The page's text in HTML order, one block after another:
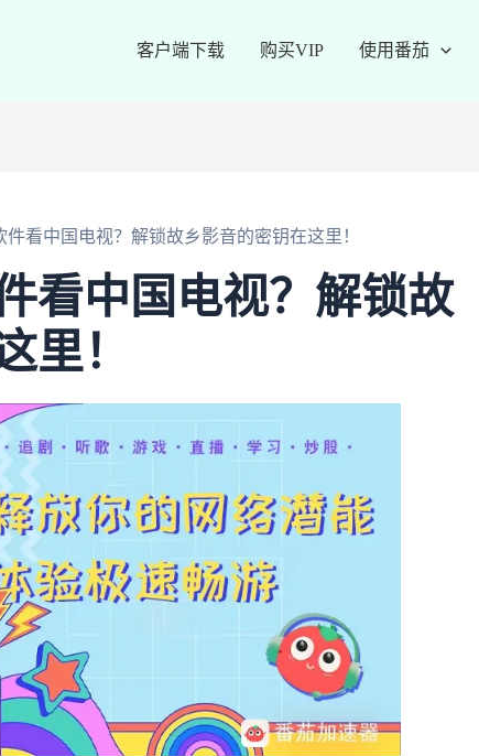
客户端下载 购买VIP 使用番茄
看中国电视？解锁故乡影音的密钥在这里！
看中国电视？解锁故
里！